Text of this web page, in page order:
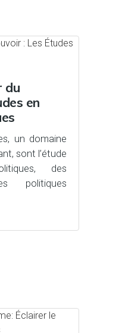
du
en
un domaine
sont l’étude
des
politiques